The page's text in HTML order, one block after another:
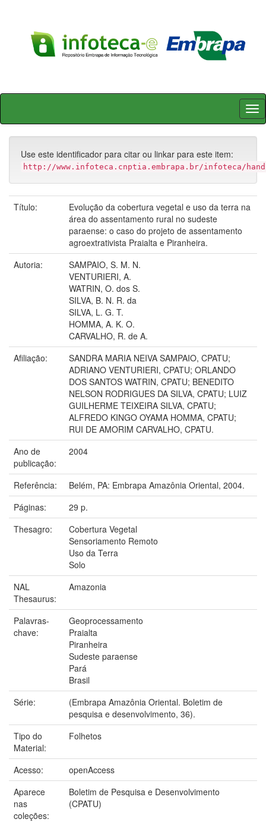
Skip
Use este identificador para citar ou linkar para este item:
http://www.infoteca.cnptia.embrapa.br/infoteca/
Título:
Evolução da cobertura vegetal e uso da terra na
área do assentamento rural no sudeste
paraense: o caso do projeto de assentamento
agroextrativista Praialta e Piranheira.
Autoria:
SAMPAIO, S. M. N.
VENTURIERI, A.
WATRIN, O. dos S.
SILVA, B. N. R. da
SILVA, L. G. T.
HOMMA, A. K. O.
CARVALHO, R. de A.
Afiliação:
SANDRA MARIA NEIVA SAMPAIO, CPATU;
ADRIANO VENTURIERI, CPATU; ORLANDO
DOS SANTOS WATRIN, CPATU; BENEDITO
NELSON RODRIGUES DA SILVA, CPATU; LUIZ
GUILHERME TEIXEIRA SILVA, CPATU;
ALFREDO KINGO OYAMA HOMMA, CPATU;
RUI DE AMORIM CARVALHO, CPATU.
Ano de
publicação:
2004
Referência:
Belém, PA: Embrapa Amazônia Oriental, 2004.
Páginas:
29 p.
Thesagro:
Cobertura Vegetal
Sensoriamento Remoto
Uso da Terra
Solo
NAL
Thesaurus:
Amazonia
Palavras-
chave:
Geoprocessamento
Praialta
Piranheira
Sudeste paraense
Pará
Brasil
Série:
(Embrapa Amazônia Oriental. Boletim de
pesquisa e desenvolvimento, 36).
Tipo do
Material:
Folhetos
Acesso:
openAccess
Aparece
nas
coleções:
Boletim de Pesquisa e Desenvolvimento
(CPATU)